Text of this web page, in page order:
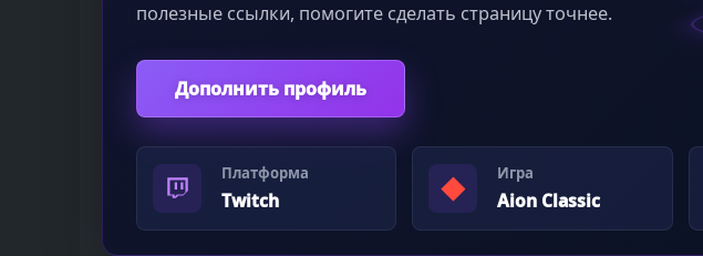
полезные ссылки, помогите сделать страницу точнее.
Дополнить профиль
Платформа
Twitch ◆ Игра
Aion Classic